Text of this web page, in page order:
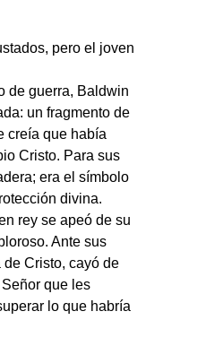
pero el joven
de guerra, Baldwin
un fragmento de
creía que había
Cristo. Para sus
era el símbolo
divina.
rey se apeó de su
Ante sus
Cristo, cayó de
que les
lo que habría